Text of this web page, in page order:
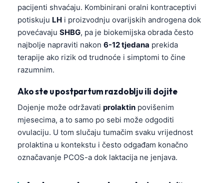
pacijenti shvaćaju. Kombinirani oralni kontraceptivi
potiskuju LH i proizvodnju ovarijskih androgena dok
povećavaju SHBG, pa je biokemijska obrada često
najbolje napraviti nakon 6-12 tjedana prekida
terapije ako rizik od trudnoće i simptomi to čine
razumnim.
Ako ste u postpartum razdoblju ili dojite
Dojenje može održavati prolaktin povišenim
mjesecima, a to samo po sebi može odgoditi
ovulaciju. U tom slučaju tumačim svaku vrijednost
prolaktina u kontekstu i često odgađam konačno
označavanje PCOS-a dok laktacija ne jenjava.